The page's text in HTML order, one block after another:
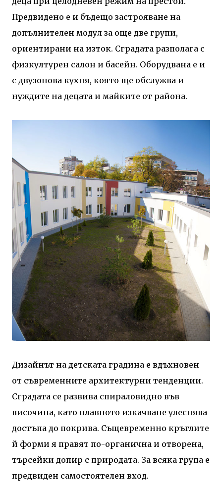
Предвидено е и бъдещо застрояване на
допълнителен модул за още две групи,
ориентирани на изток. Сградата разполага с
физкултурен салон и басейн. Оборудвана е и
с двузонова кухня, която ще обслужва и
нуждите на децата и майките от района.
Дизайнът на детската градина е вдъхновен
от съвременните архитектурни тенденции.
Сградата се развива спираловидно във
височина, като плавното изкачване улеснява
достъпа до покрива. Същевременно кръглите
й форми я правят по-органична и отворена,
търсейки допир с природата. За всяка група е
предвиден самостоятелен вход.